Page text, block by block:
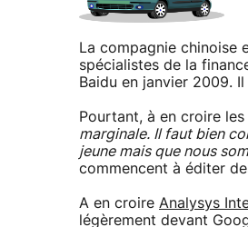
La compagnie chinoise
spécialistes de la
Baidu en janvier 2009.
Pourtant, à en croire
marginale. Il faut bien
jeune mais que nous
commencent à éditer
A en croire Analysys
légèrement devant